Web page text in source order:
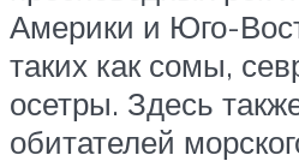
Америки и Юго-
таких как сомы,
осетры. Здесь
обитателей